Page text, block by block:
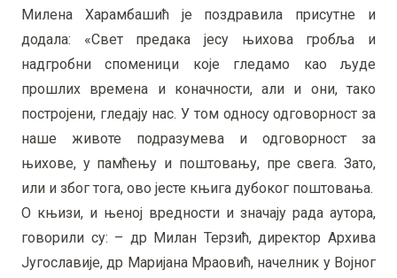
Милена Харамбашић је поздравила присутне и
додала: «Свет предака јесу њихова гробља и
надгробни споменици које гледамо као људе
прошлих времена и коначности, али и они, тако
постројени, гледају нас. У том односу одговорност за
наше животе подразумева и одговорност за
њихове, у памћењу и поштовању, пре свега. Зато,
или и због тога, ово јесте књига дубоког поштовања.
О књизи, и њеној вредности и значају рада аутора,
говорили су: – др Милан Терзић, директор Архива
Југославије, др Маријана Мраовић, начелник у Војног